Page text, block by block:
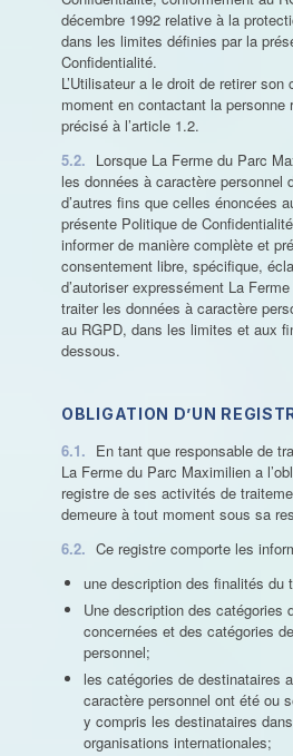
décembre 1992 relative à la
dans les limites définies par la
Confidentialité.
L’Utilisateur a le droit de retirer
moment en contactant la personne
précisé à l’article 1.2.
5.2. Lorsque La Ferme du Parc
les données à caractère personnel
d’autres fins que celles énoncées
présente Politique de
informer de manière complète et
consentement libre, spécifique,
d’autoriser expressément La
traiter les données à caractère
au RGPD, dans les limites et aux
dessous.
OBLIGATION D’UN
6.1. En tant que responsable de
La Ferme du Parc Maximilien a
registre de ses activités de
demeure à tout moment sous sa
6.2. Ce registre comporte les
une description des finalités du
Une description des catégories
concernées et des catégories
personnel;
les catégories de destinataires
caractère personnel ont été ou
y compris les destinataires
organisations internationales;